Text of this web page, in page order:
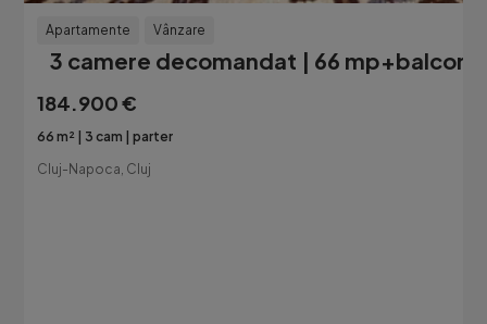
Apartamente Vânzare
3 camere decomandat | 66 mp+balcon
184.900 €
66 m² 3 cam
parter
Cluj-Napoca, Cluj